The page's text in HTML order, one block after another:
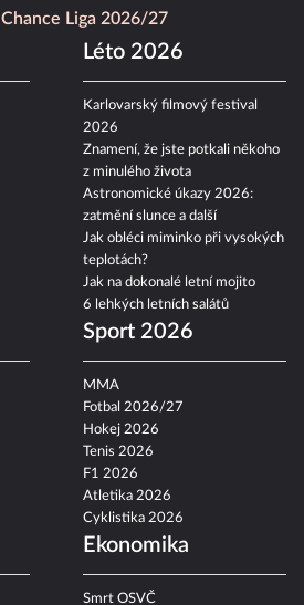
Chance Liga 2026/27
Léto 2026
Karlovarský filmový festival
2026
Znamení, že jste potkali někoho
z minulého života
Astronomické úkazy 2026:
zatmění slunce a další
Jak obléci miminko při vysokých
teplotách?
Jak na dokonalé letní mojito
6 lehkých letních salátů
Sport 2026
MMA
Fotbal 2026/27
Hokej 2026
Tenis 2026
F1 2026
Atletika 2026
Cyklistika 2026
Ekonomika
Smrt OSVČ